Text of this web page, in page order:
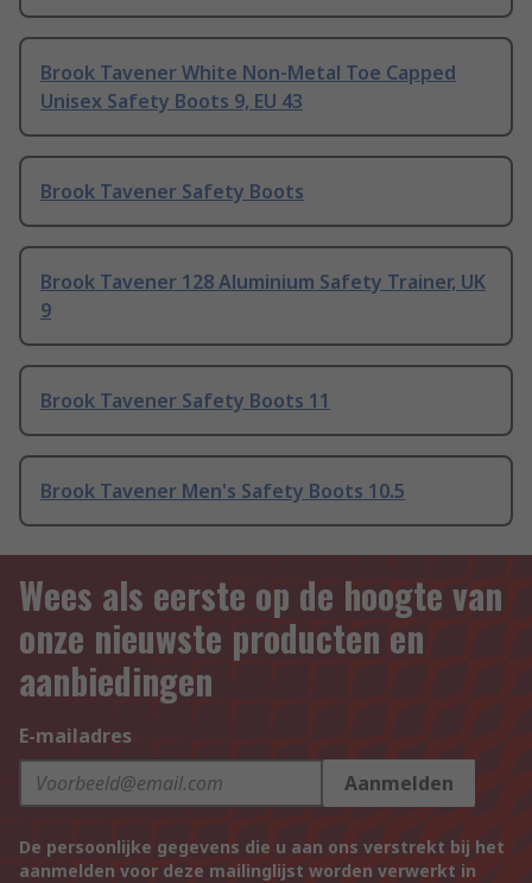
Brook Tavener White Non-Metal Toe Capped
Unisex Safety Boots 9, EU 43
Brook Tavener Safety Boots
Brook Tavener 128 Aluminium Safety Trainer, UK
9
Brook Tavener Safety Boots 11
Brook Tavener Men's Safety Boots 10.5
Wees als eerste op de hoogte van
onze nieuwste producten en
aanbiedingen
E-mailadres
Aanmelden
De persoonlijke gegevens die u aan ons verstrekt bij het
aanmelden voor deze mailinglijst worden verwerkt in